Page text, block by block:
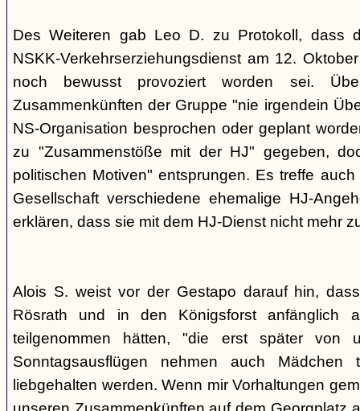
Des Weiteren gab Leo D. zu Protokoll, dass
NSKK-Verkehrserziehungsdienst am 12.
noch bewusst provoziert worden sei.
Zusammenkünften der Gruppe "nie irgendein
NS-Organisation besprochen oder geplant
zu "Zusammenstöße mit der HJ" gegeben,
politischen Motiven" entsprungen. Es treffe
Gesellschaft verschiedene ehemalige HJ-
erklären, dass sie mit dem HJ-Dienst nicht mehr
Alois S. weist vor der Gestapo darauf hin,
Rösrath und in den Königsforst anfänglich
teilgenommen hätten, "die erst später von
Sonntagsausflügen nehmen auch
liebgehalten werden. Wenn mir Vorhaltungen